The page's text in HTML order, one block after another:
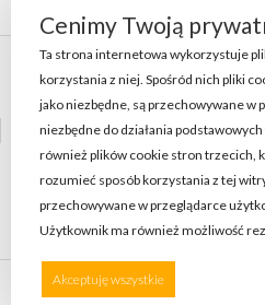
Polityka
Regulamin
2022 SansSouci. All
Cenimy Twoją
Ta strona internetowa wykorzystuje
korzystania z niej. Spośród nich pliki
jako niezbędne, są przechowywane w
niezbędne do działania
również plików cookie stron trzecich,
rozumieć sposób korzystania z tej
przechowywane w przeglądarce
Użytkownik ma również możliwość
Akceptuję wszystkie